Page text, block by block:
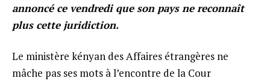
annoncé ce vendredi que son pays ne reconnaît
plus cette juridiction.
Le ministère kényan des Affaires étrangères ne
mâche pas ses mots à l’encontre de la Cour